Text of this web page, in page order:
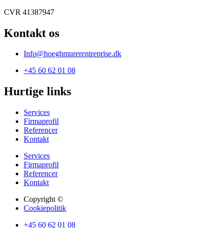
CVR 41387947
Kontakt os
Info@hoeghmurerentreprise.dk
+45 60 62 01 08
Hurtige links
Services
Firmaprofil
Referencer
Kontakt
Services
Firmaprofil
Referencer
Kontakt
Copyright ©
Cookiepolitik
+45 60 62 01 08